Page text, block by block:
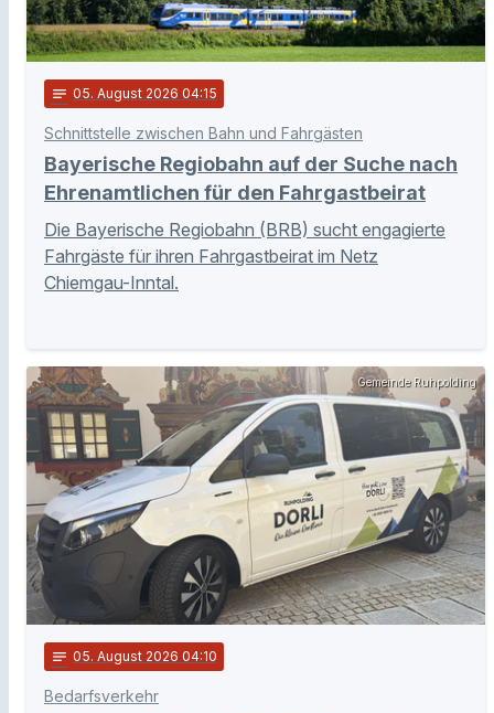
notes 05. August 2026 04:15
Schnittstelle zwischen Bahn und Fahrgästen
Bayerische Regiobahn auf der Suche nach
Ehrenamtlichen für den Fahrgastbeirat
Die Bayerische Regiobahn (BRB) sucht engagierte
Fahrgäste für ihren Fahrgastbeirat im Netz
Chiemgau-Inntal.
Gemeinde Ruhpolding
notes 05. August 2026 04:10
Bedarfsverkehr